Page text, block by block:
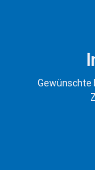
Gewünschte